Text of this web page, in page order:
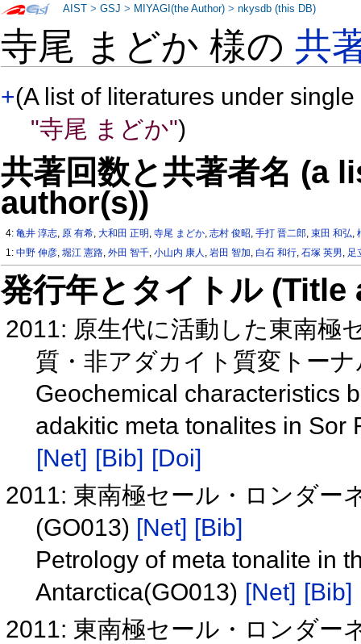
寺尾 まどか 様の共
+(A list of literatures under
"寺尾 まどか")
共著回数と共著者名 (a
author(s))
4:亀井 淳志, 原 有希,大和田 正明 ,寺尾 まどか,志村 俊昭,手打 晋二郎, 束田 和弘,
1:中野 伸彦,堀江 憲路,外田 智千,小山内 康人 ,岩田 智加,白石 和行,石塚 英男, 足
発行年とタイトル
2011: 原生代に活動した東南極
質・非アダカイト質変トー
Geochemical characteristics
adakitic meta tonalites in Sor
[Net] [Bib] [Doi]
2011: 東南極セール・ロンダー
(GO013) [Net] [Bib]
Petrology of meta tonalite in
Antarctica(GO013) [Net] [Bib]
2011: 東南極セール・ロンダー
AIST >GSJ > MIYAGI(the Author) >nkysdb (this DB)